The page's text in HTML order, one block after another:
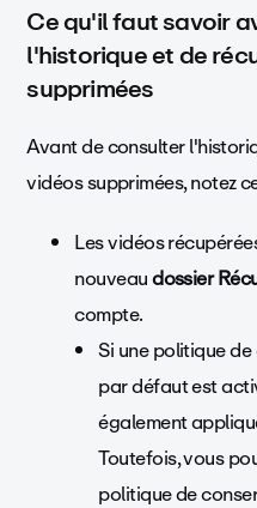
Ce qu'il faut savoir
l'historique et de
supprimées
Avant de consulter
vidéos supprimées, notez
Les vidéos
nouveaudossier
compte.
Si une politique
par défaut est
également
Toutefois, vous
politique de